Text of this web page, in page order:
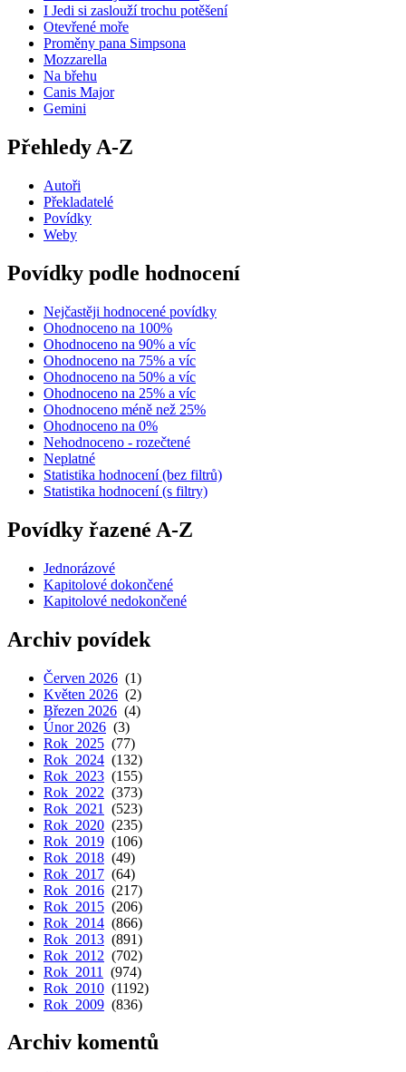
I Jedi si zaslouží trochu potěšení
Otevřené moře
Proměny pana Simpsona
Mozzarella
Na břehu
Canis Major
Gemini
Přehledy A-Z
Autoři
Překladatelé
Povídky
Weby
Povídky podle hodnocení
Nejčastěji hodnocené povídky
Ohodnoceno na 100%
Ohodnoceno na 90% a víc
Ohodnoceno na 75% a víc
Ohodnoceno na 50% a víc
Ohodnoceno na 25% a víc
Ohodnoceno méně než 25%
Ohodnoceno na 0%
Nehodnoceno - rozečtené
Neplatné
Statistika hodnocení (bez filtrů)
Statistika hodnocení (s filtry)
Povídky řazené A-Z
Jednorázové
Kapitolové dokončené
Kapitolové nedokončené
Archiv povídek
Červen 2026 (1)
Květen 2026 (2)
Březen 2026 (4)
Únor 2026 (3)
Rok 2025 (77)
Rok 2024 (132)
Rok 2023 (155)
Rok 2022 (373)
Rok 2021
(523)
Rok 2020 (235)
Rok 2019 (106)
Rok 2018 (49)
Rok 2017 (64)
Rok 2016 (217)
Rok 2015 (206)
Rok 2014 (866)
Rok 2013 (891)
Rok 2012 (702)
Rok 2011
(974)
Rok 2010 (1192)
Rok 2009 (836)
Archiv komentů